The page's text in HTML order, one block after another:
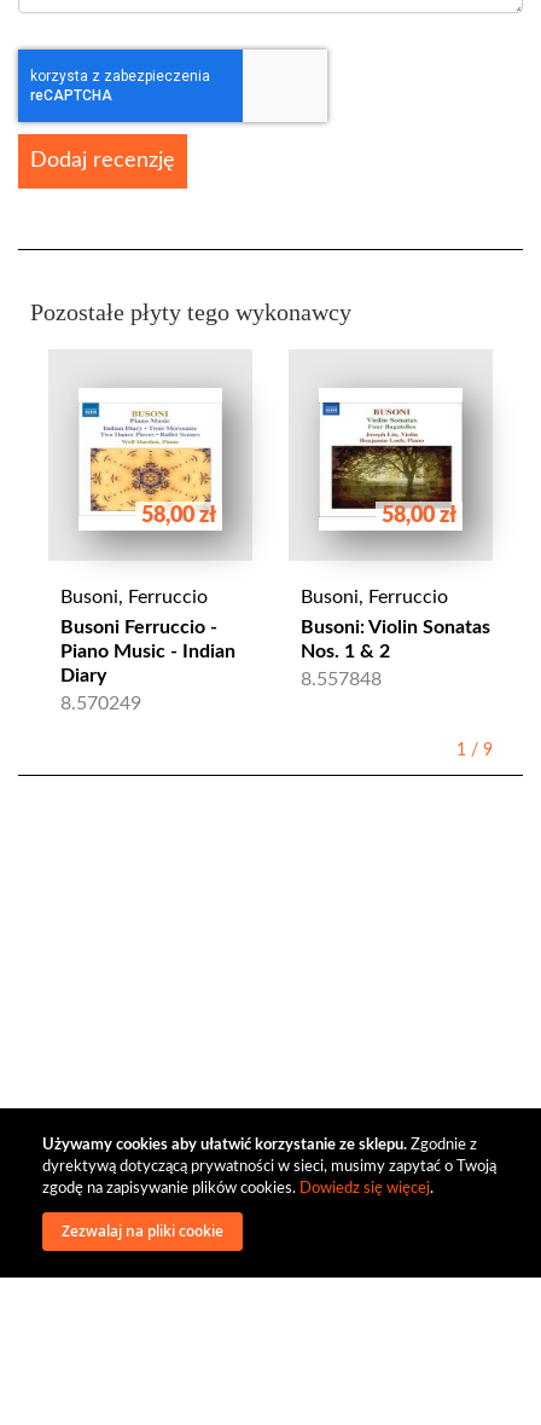
Używamy cookies aby ułatwić korzystanie ze sklepu. Zgodnie z
dyrektywą dotyczącą prywatności w sieci, musimy zapytać o Twoją
zgodę na zapisywanie plików cookies. Dowiedz się więcej.
Zezwalaj na pliki cookie
Dodaj recenzję
Pozostałe płyty tego wykonawcy
58,00 zł
Busoni, Ferruccio
Busoni Ferruccio -
Piano Music - Indian
Diary
8.570249
58,00 zł
Busoni, Ferruccio
Busoni: Violin Sonatas
Nos. 1 & 2
8.557848
1 / 9